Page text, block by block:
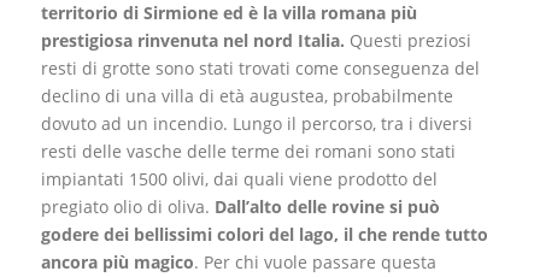
territorio di Sirmione ed è la villa romana più
prestigiosa rinvenuta nel nord Italia. Questi preziosi
resti di grotte sono stati trovati come conseguenza del
declino di una villa di età augustea, probabilmente
dovuto ad un incendio. Lungo il percorso, tra i diversi
resti delle vasche delle terme dei romani sono stati
impiantati 1500 olivi, dai quali viene prodotto del
pregiato olio di oliva. Dall’alto delle rovine si può
godere dei bellissimi colori del lago, il che rende tutto
ancora più magico. Per chi vuole passare questa